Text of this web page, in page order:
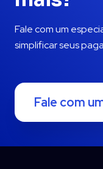
Fale com um
simplificar seus
Fale com